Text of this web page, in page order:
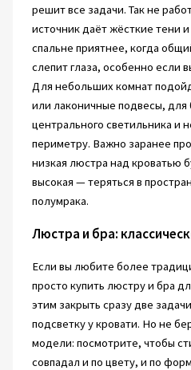
решит все задачи. Так не
источник даёт жёсткие тени
спальне приятнее, когда
слепит глаза, особенно если
Для небольших комнат
или лаконичные подвесы,
центрального светильника и
периметру. Важно заранее
низкая люстра над кроватью
высокая — теряться в
полумрака.
Люстра и бра:
Если вы любите более
просто купить люстру и бра
этим закрыть сразу две
подсветку у кровати. Но не
модели: посмотрите, чтобы
совпадал и по цвету, и по